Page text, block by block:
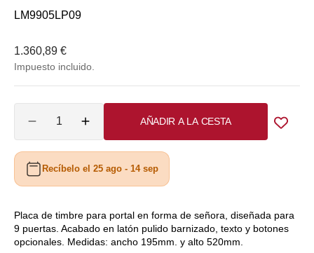
Referencia::
LM9905LP09
Precio
habitual
1.360,89 €
Impuesto incluido.
Reducir
cantidad
para
Placa
timbre
puertas
Señora
LM9905LP09
Aumentar
cantidad
para
Placa
timbre
puertas
Señora
LM9905LP09
AÑADIR A LA CESTA
Recíbelo el 25 ago - 14 sep
Placa de timbre para portal en forma de señora, diseñada para
9 puertas. Acabado en latón pulido barnizado, texto y botones
opcionales. Medidas: ancho 195mm. y alto 520mm.